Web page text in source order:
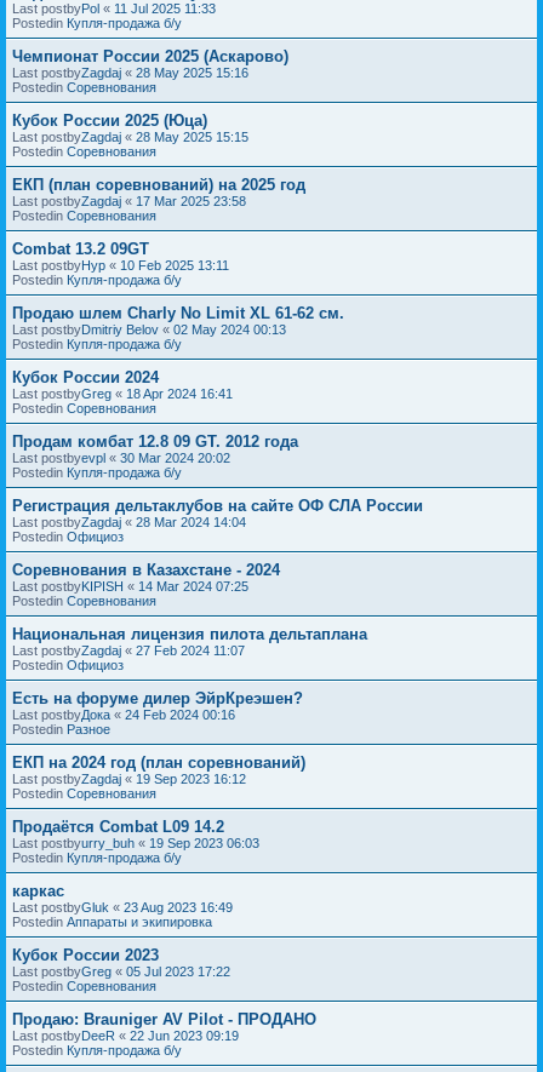
Last postbyPol « 11 Jul 2025 11:33
Postedin Купля-продажа б/у
Чемпионат России 2025 (Аскарово)
Last postbyZagdaj « 28 May 2025 15:16
Postedin Соревнования
Кубок России 2025 (Юца)
Last postbyZagdaj « 28 May 2025 15:15
Postedin Соревнования
ЕКП (план соревнований) на 2025 год
Last postbyZagdaj « 17 Mar 2025 23:58
Postedin Соревнования
Combat 13.2 09GT
Last postbyНур « 10 Feb 2025 13:11
Postedin Купля-продажа б/у
Продаю шлем Charly No Limit XL 61-62 см.
Last postbyDmitriy Belov « 02 May 2024 00:13
Postedin Купля-продажа б/у
Кубок России 2024
Last postbyGreg « 18 Apr 2024 16:41
Postedin Соревнования
Продам комбат 12.8 09 GT. 2012 года
Last postbyevpl « 30 Mar 2024 20:02
Postedin Купля-продажа б/у
Регистрация дельтаклубов на сайте ОФ СЛА России
Last postbyZagdaj « 28 Mar 2024 14:04
Postedin Официоз
Соревнования в Казахстане - 2024
Last postbyKIPISH « 14 Mar 2024 07:25
Postedin Соревнования
Национальная лицензия пилота дельтаплана
Last postbyZagdaj « 27 Feb 2024 11:07
Postedin Официоз
Есть на форуме дилер ЭйрКреэшен?
Last postbyДока « 24 Feb 2024 00:16
Postedin Разное
ЕКП на 2024 год (план соревнований)
Last postbyZagdaj « 19 Sep 2023 16:12
Postedin Соревнования
Продаётся Combat L09 14.2
Last postbyurry_buh « 19 Sep 2023 06:03
Postedin Купля-продажа б/у
каркас
Last postbyGluk « 23 Aug 2023 16:49
Postedin Аппараты и экипировка
Кубок России 2023
Last postbyGreg « 05 Jul 2023 17:22
Postedin Соревнования
Продаю: Brauniger AV Pilot - ПРОДАНО
Last postbyDeeR « 22 Jun 2023 09:19
Postedin Купля-продажа б/у